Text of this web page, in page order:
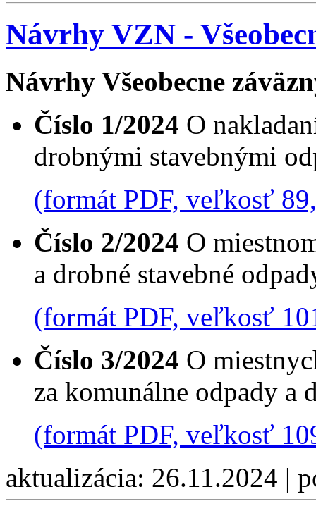
Návrhy VZN -
Návrhy Všeobecne
Číslo 1/2024 O
drobnými stavebnými
(formát PDF, veľkosť
Číslo 2/2024 O
a drobné stavebné
(formát PDF, veľkosť
Číslo 3/2024 O
za komunálne odpady a
(formát PDF, veľkosť
aktualizácia: 26.11.2024 |